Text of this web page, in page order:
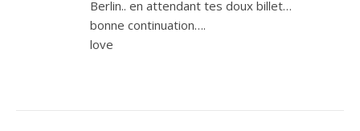
Berlin.. en attendant tes doux billet…
bonne continuation….
love